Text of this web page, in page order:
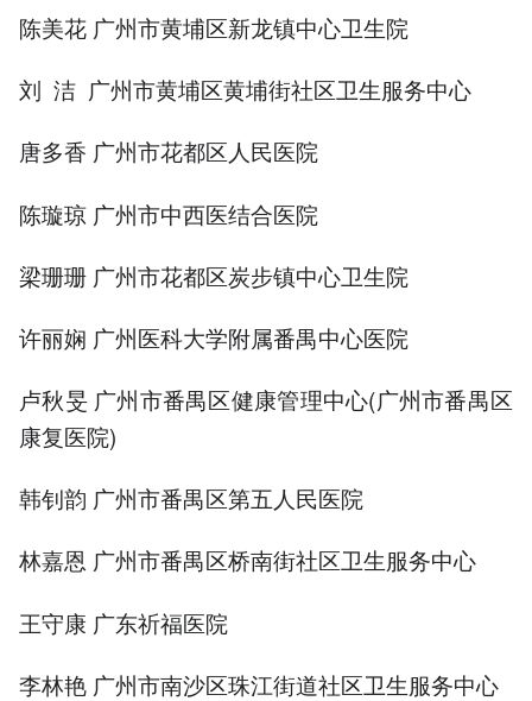
陈美花 广州市黄埔区新龙镇中心卫生院
刘 洁 广州市黄埔区黄埔街社区卫生服务中心
唐多香 广州市花都区人民医院
陈璇琼 广州市中西医结合医院
梁珊珊 广州市花都区炭步镇中心卫生院
许丽娴 广州医科大学附属番禺中心医院
卢秋旻 广州市番禺区健康管理中心(广州市番禺区
康复医院)
韩钊韵 广州市番禺区第五人民医院
林嘉恩 广州市番禺区桥南街社区卫生服务中心
王守康 广东祈福医院
李林艳 广州市南沙区珠江街道社区卫生服务中心